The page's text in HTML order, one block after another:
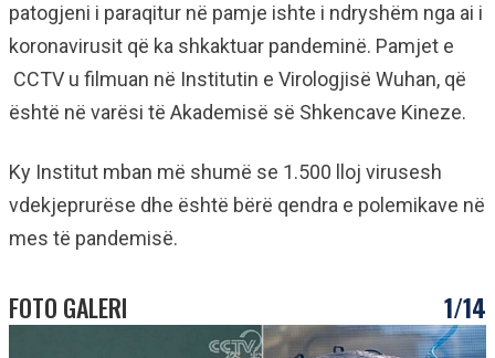
patogjeni i paraqitur në pamje ishte i ndryshëm nga ai i
koronavirusit që ka shkaktuar pandeminë. Pamjet e
CCTV u filmuan në Institutin e Virologjisë Wuhan, që
është në varësi të Akademisë së Shkencave Kineze.
Ky Institut mban më shumë se 1.500 lloj virusesh
vdekjeprurëse dhe është bërë qendra e polemikave në
mes të pandemisë.
FOTO GALERI 1/14